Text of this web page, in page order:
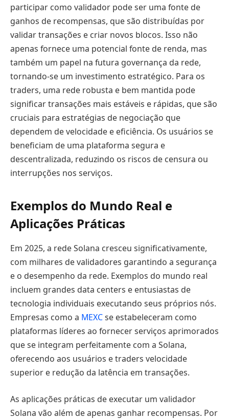
participar como validador pode ser uma fonte de
ganhos de recompensas, que são distribuídas por
validar transações e criar novos blocos. Isso não
apenas fornece uma potencial fonte de renda, mas
também um papel na futura governança da rede,
tornando-se um investimento estratégico. Para os
traders, uma rede robusta e bem mantida pode
significar transações mais estáveis e rápidas, que são
cruciais para estratégias de negociação que
dependem de velocidade e eficiência. Os usuários se
beneficiam de uma plataforma segura e
descentralizada, reduzindo os riscos de censura ou
interrupções nos serviços.
Exemplos do Mundo Real e
Aplicações Práticas
Em 2025, a rede Solana cresceu significativamente,
com milhares de validadores garantindo a segurança
e o desempenho da rede. Exemplos do mundo real
incluem grandes data centers e entusiastas de
tecnologia individuais executando seus próprios nós.
Empresas como a MEXCse estabeleceram como
plataformas líderes ao fornecer serviços aprimorados
que se integram perfeitamente com a Solana,
oferecendo aos usuários e traders velocidade
superior e redução da latência em transações.
As aplicações práticas de executar um validador
Solana vão além de apenas ganhar recompensas. Por